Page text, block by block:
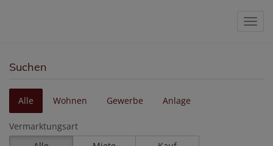
Suchen
Alle Wohnen Gewerbe Anlage
Vermarktungsart